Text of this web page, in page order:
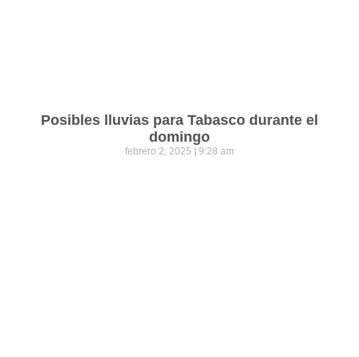
Posibles lluvias para Tabasco durante el
domingo
febrero 2, 2025 9:28 am